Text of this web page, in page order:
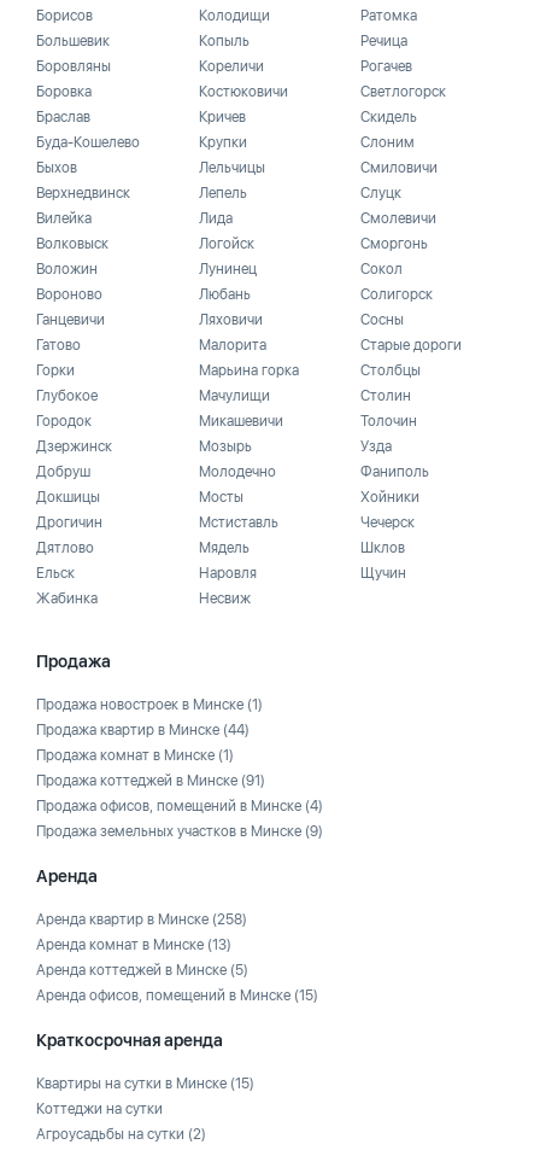
Борисов
Большевик
Боровляны
Боровка
Браслав
Буда-Кошелево
Быхов
Верхнедвинск
Вилейка
Волковыск
Воложин
Вороново
Ганцевичи
Гатово
Горки
Глубокое
Городок
Дзержинск
Добруш
Докшицы
Дрогичин
Дятлово
Ельск
Жабинка
Колодищи
Копыль
Кореличи
Костюковичи
Кричев
Крупки
Лельчицы
Лепель
Лида
Логойск
Лунинец
Любань
Ляховичи
Малорита
Марьина горка
Мачулищи
Микашевичи
Мозырь
Молодечно
Мосты
Мстиставль
Мядель
Наровля
Несвиж
Ратомка
Речица
Рогачев
Светлогорск
Скидель
Слоним
Смиловичи
Слуцк
Смолевичи
Сморгонь
Сокол
Солигорск
Сосны
Старые дороги
Столбцы
Столин
Толочин
Узда
Фаниполь
Хойники
Чечерск
Шклов
Щучин
Продажа
Продажа новостроек в Минске (1)
Продажа квартир в Минске (44)
Продажа комнат в Минске (1)
Продажа коттеджей в Минске (91)
Продажа офисов, помещений в Минске (4)
Продажа земельных участков в Минске (9)
Аренда
Аренда квартир в Минске (258)
Аренда комнат в Минске (13)
Аренда коттеджей в Минске (5)
Аренда офисов, помещений в Минске (15)
Краткосрочная аренда
Квартиры на сутки в Минске (15)
Коттеджи на сутки
Агроусадьбы на сутки (2)